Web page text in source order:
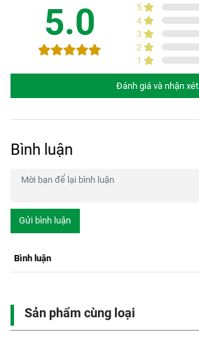
5.0 5
4
3
2
1
Đánh giá và nhận xét
Bình luận
Gửi bình luận
Bình luận
Sản phẩm cùng loại